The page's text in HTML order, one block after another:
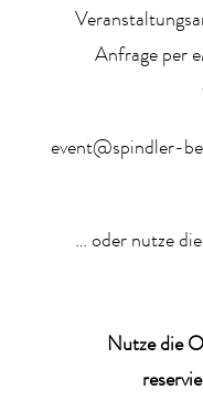
Anfrage per
event@spindler-
… oder nutze
Nutze die